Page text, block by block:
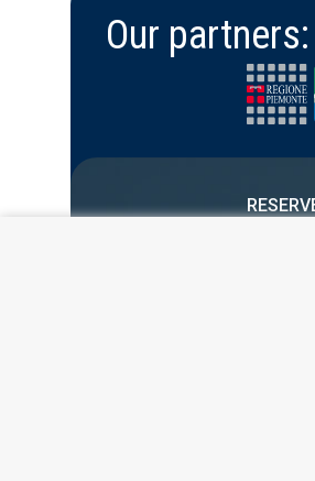
Our partners: